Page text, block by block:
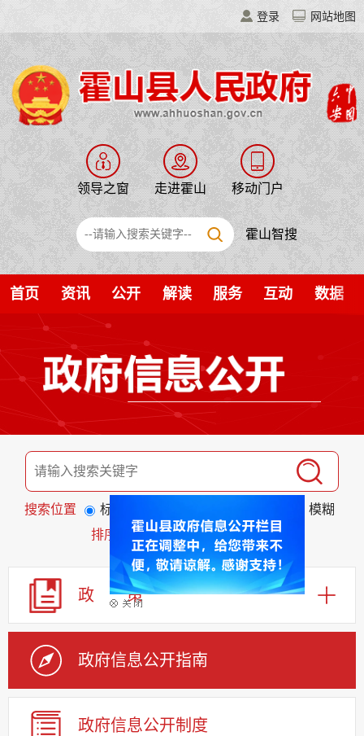
登录 网站地图
领导之窗 走进霍山 移动门户
霍山智搜
首页 资讯 公开 解读 服务 互动 数据
搜索位置 标题
模糊
排序
发布日期 相关程度
政 策
政府信息公开指南
政府信息公开制度